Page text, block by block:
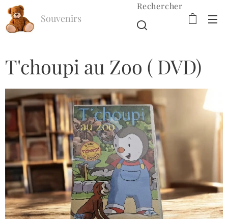
Souvenirs
Rechercher
T'choupi au Zoo ( DVD)